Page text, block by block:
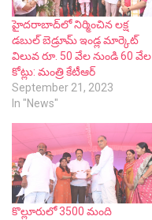
హైదరాబాద్‌లో నిర్మించిన లక్ష
డబుల్ బెడ్రూమ్ ఇండ్ల మార్కెట్
విలువ రూ. 50 వేల నుండి 60 వేల
కోట్లు: మంత్రి కేటీఆర్
September 21, 2023
In "News"
కొల్లూరులో 3500 మంది